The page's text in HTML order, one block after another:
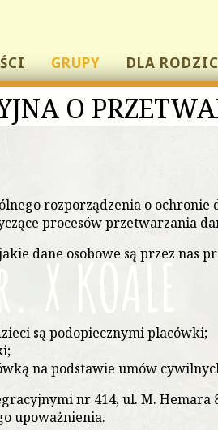
GRUPY DLA
X KOALE
O
rozporządzenia o ochronie
procesów przetwarzania
dane osobowe są przez nas
są podopiecznymi placówki;
na podstawie umów
nr 414, ul. M. Hemara
upoważnienia.